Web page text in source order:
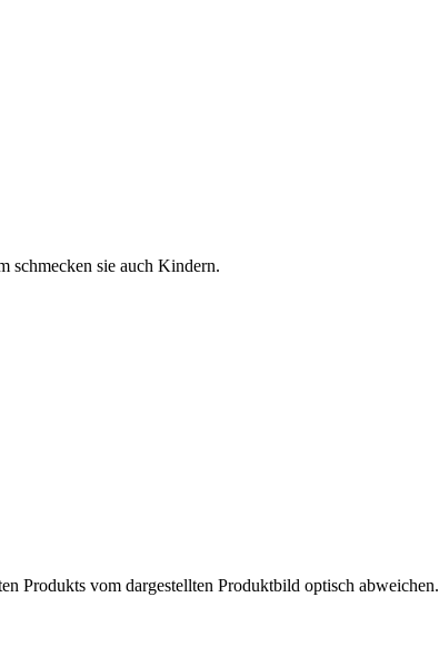
schmecken sie auch Kindern.
Produkts vom dargestellten Produktbild optisch abweichen.